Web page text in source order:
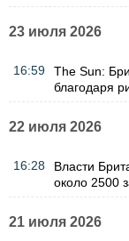
23 июля 2026
16:59
The Sun:
благодаря
22 июля 2026
16:28
Власти
около 2500
21 июля 2026